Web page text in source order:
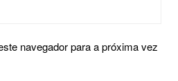
navegador para a próxima vez